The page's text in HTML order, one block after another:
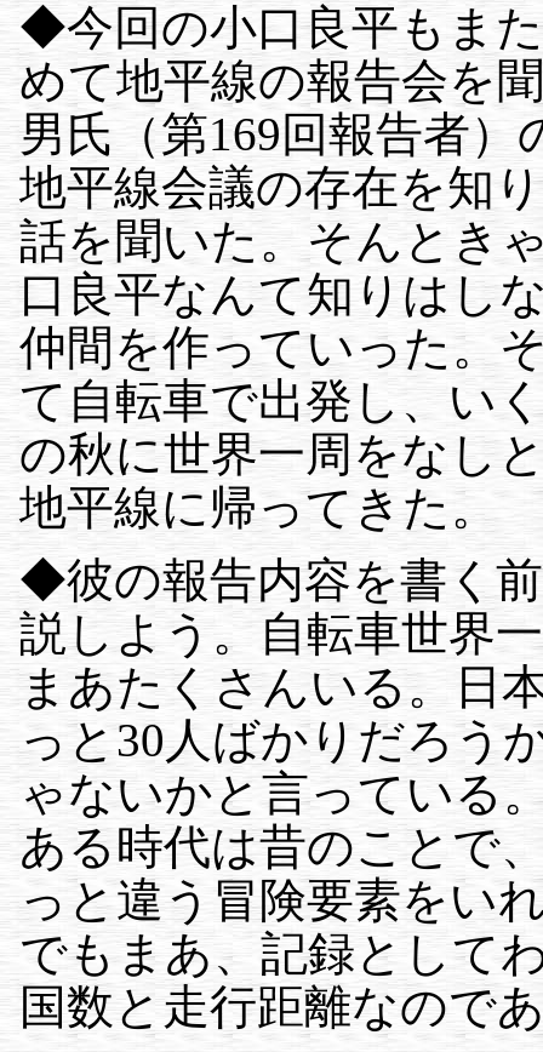
◆今回の小口良平もま
めて地平線の報告会を
男氏（第169回報告者
地平線会議の存在を知
話を聞いた。そんとき
口良平なんて知りはし
仲間を作っていった。
て自転車で出発し、い
の秋に世界一周をなし
地平線に帰ってきた。
◆彼の報告内容を書く
説しよう。自転車世界
まあたくさんいる。日
っと30人ばかりだろう
ゃないかと言っている
ある時代は昔のことで
っと違う冒険要素をい
でもまあ、記録として
国数と走行距離なので